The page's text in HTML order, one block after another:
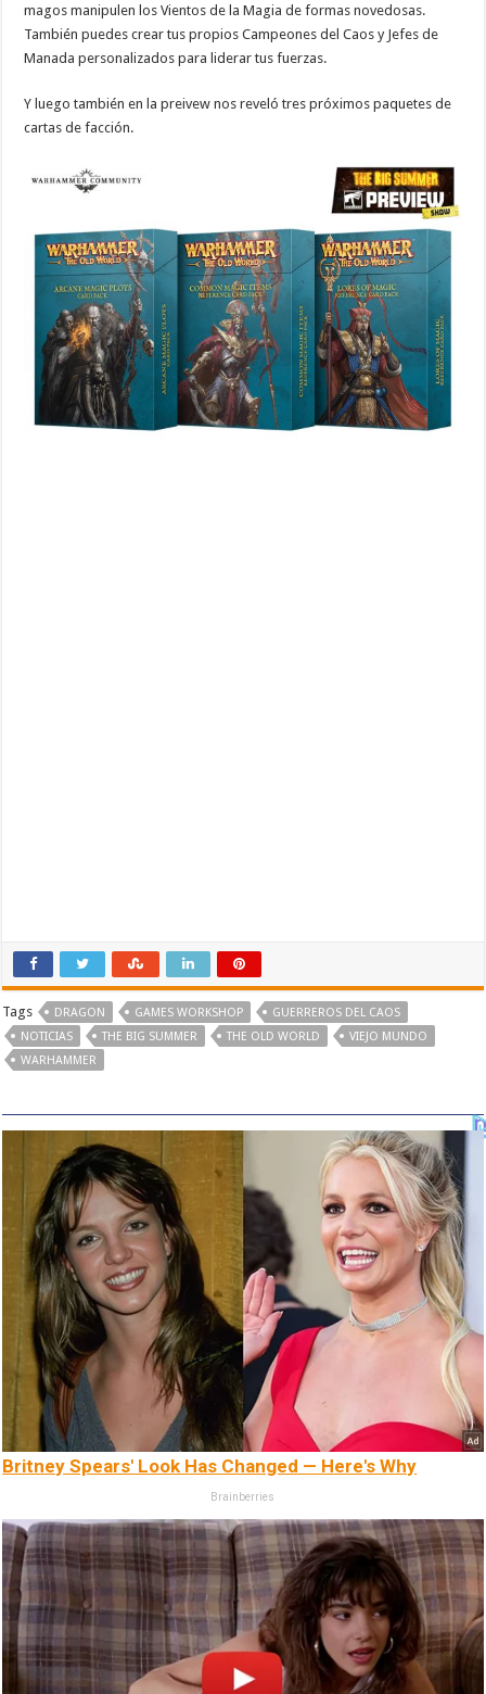
magos manipulen los Vientos de la Magia de formas novedosas.
También puedes crear tus propios Campeones del Caos y Jefes de
Manada personalizados para liderar tus fuerzas.
Y luego también en la preivew nos reveló tres próximos paquetes de
cartas de facción.
Tags DRAGON GAMES WORKSHOP
GUERREROS DEL CAOS
NOTICIAS
THE BIG SUMMER THE OLD WORLD
VIEJO MUNDO
WARHAMMER
Britney Spears' Look Has Changed — Here's Why
Brainberries